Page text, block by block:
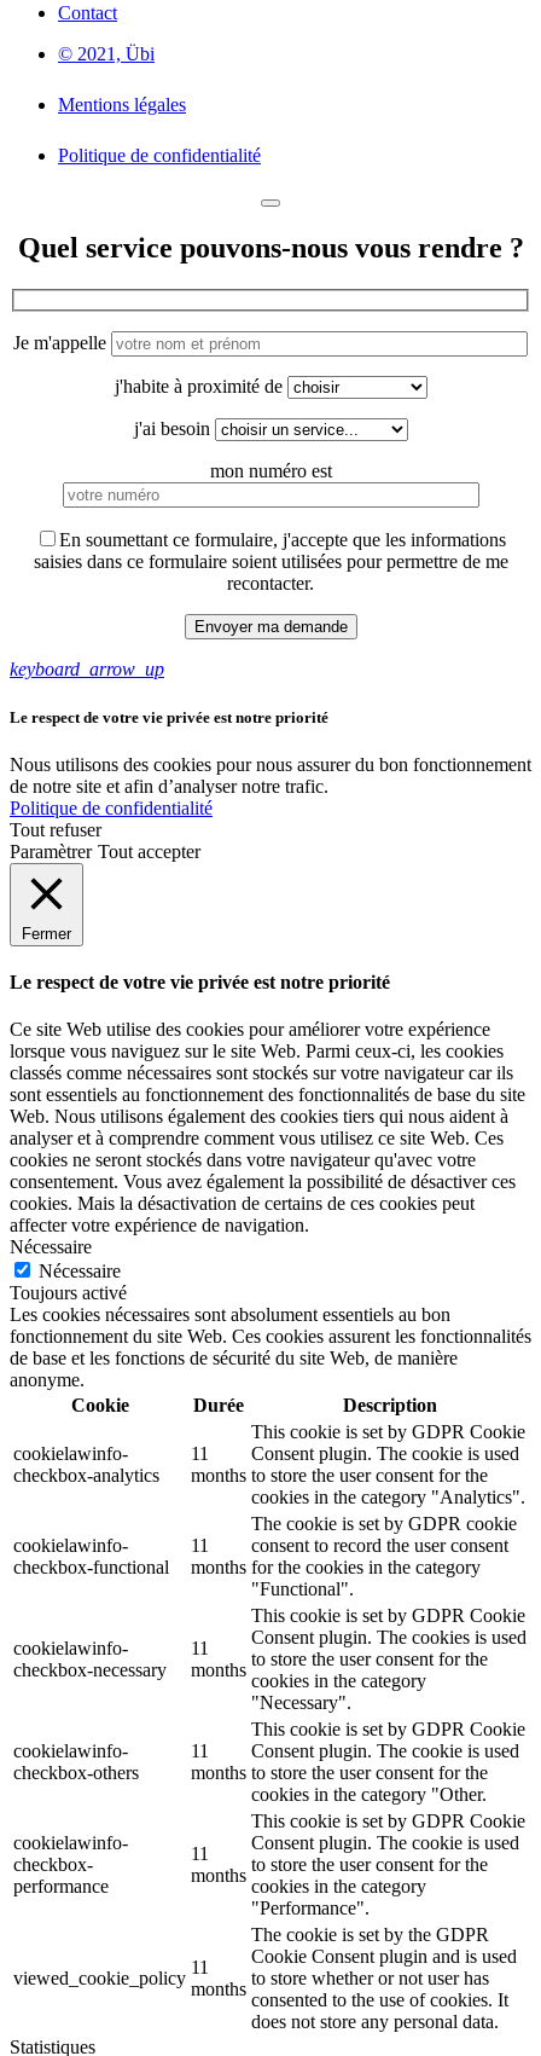
Contact
© 2021, Übi
Mentions légales
Politique de confidentialité
Quel service pouvons-nous vous rendre ?
Je m'appelle
j'habite à proximité de
j'ai besoin
mon numéro est
En soumettant ce formulaire, j'accepte que les informations
saisies dans ce formulaire soient utilisées pour permettre de me
recontacter.
keyboard_arrow_up
Le respect de votre vie privée est notre priorité
Nous utilisons des cookies pour nous assurer du bon fonctionnement
de notre site et afin d’analyser notre trafic.
Politique de confidentialité
Tout refuser
Paramètrer Tout accepter
Fermer
Le respect de votre vie privée est notre priorité
Ce site Web utilise des cookies pour améliorer votre expérience
lorsque vous naviguez sur le site Web. Parmi ceux-ci, les cookies
classés comme nécessaires sont stockés sur votre navigateur car ils
sont essentiels au fonctionnement des fonctionnalités de base du site
Web. Nous utilisons également des cookies tiers qui nous aident à
analyser et à comprendre comment vous utilisez ce site Web. Ces
cookies ne seront stockés dans votre navigateur qu'avec votre
consentement. Vous avez également la possibilité de désactiver ces
cookies. Mais la désactivation de certains de ces cookies peut
affecter votre expérience de navigation.
Nécessaire
Nécessaire
Toujours activé
Les cookies nécessaires sont absolument essentiels au bon
fonctionnement du site Web. Ces cookies assurent les fonctionnalités
de base et les fonctions de sécurité du site Web, de manière
anonyme.
Cookie
Durée Description
cookielawinfo-
checkbox-analytics
11
months
This cookie is set by GDPR Cookie
Consent plugin. The cookie is used
to store the user consent for the
cookies in the category "Analytics".
cookielawinfo-
checkbox-functional
11
months
The cookie is set by GDPR cookie
consent to record the user consent
for the cookies in the category
"Functional".
cookielawinfo-
checkbox-necessary
11
months
This cookie is set by GDPR Cookie
Consent plugin. The cookies is used
to store the user consent for the
cookies in the category
"Necessary".
cookielawinfo-
checkbox-others
11
months
This cookie is set by GDPR Cookie
Consent plugin. The cookie is used
to store the user consent for the
cookies in the category "Other.
cookielawinfo-
checkbox-
performance
11
months
This cookie is set by GDPR Cookie
Consent plugin. The cookie is used
to store the user consent for the
cookies in the category
"Performance".
viewed_cookie_policy
11
months
The cookie is set by the GDPR
Cookie Consent plugin and is used
to store whether or not user has
consented to the use of cookies. It
does not store any personal data.
Statistiques